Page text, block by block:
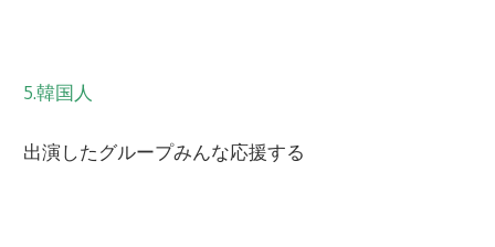
5.韓国人
出演したグループみんな応援する